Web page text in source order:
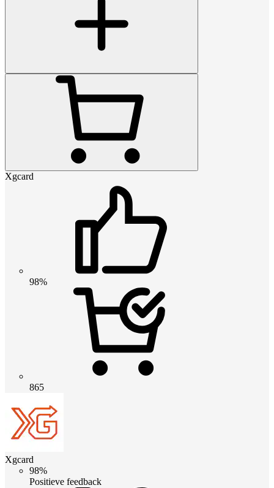
Xgcard
98%
865
Xgcard
98%
Positieve feedback